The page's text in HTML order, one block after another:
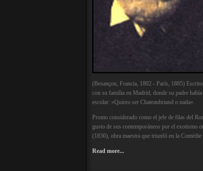
(Besançon, Francia, 1802 - París, 1885)
con su familia en Madrid, donde su padre
escolar: «Quiero ser Chateaubriand o nada».
Pronto considerado como el jefe de filas del
gusto de sus contemporáneos por el exotismo
(1830), obra maestra que triunfó en la Comédie
Read more...